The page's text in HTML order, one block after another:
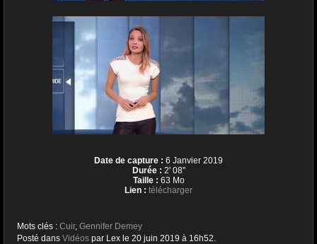
Date de capture : 6 Janvier 2019
Durée : 2' 08''
Taille : 63 Mo
Lien : télécharger
Mots clés : Cuir, Gennifer Demey
Posté dans Vidéos par Lex le 20 juin 2019 à 16h52.